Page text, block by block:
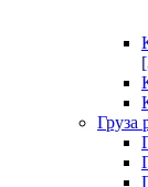
Груза